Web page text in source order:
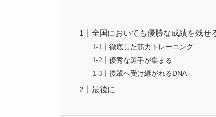
全国においても優勝な成績を残せ
徹底した筋力トレーニング
優秀な選手が集まる
後輩へ受け継がれるDNA
最後に